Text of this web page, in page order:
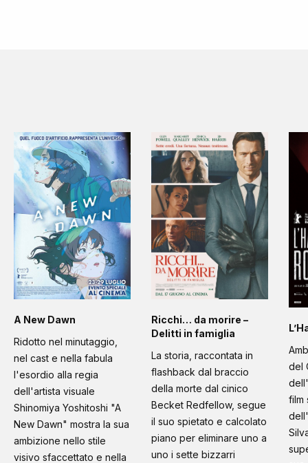
A New Dawn
Ridotto nel minutaggio,
nel cast e nella fabula
l'esordio alla regia
dell'artista visuale
Shinomiya Yoshitoshi "A
New Dawn" mostra la sua
ambizione nello stile
visivo sfaccettato e nella
Ricchi… da morire –
Delitti in famiglia
La storia, raccontata in
flashback dal braccio
della morte dal cinico
Becket Redfellow, segue
il suo spietato e calcolato
piano per eliminare uno a
uno i sette bizzarri
del
film